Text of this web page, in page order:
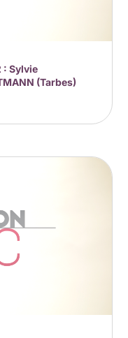
: Sylvie
(Tarbes)